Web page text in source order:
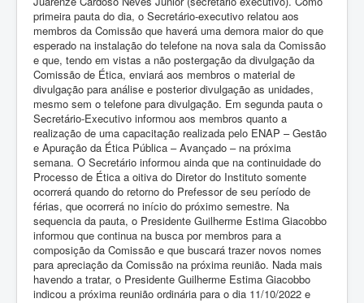
primeira pauta do dia, o Secretário-executivo relatou aos
membros da Comissão que haverá uma demora maior do que
esperado na instalação do telefone na nova sala da Comissão
e que, tendo em vistas a não postergação da divulgação da
Comissão de Ética, enviará aos membros o material de
divulgação para análise e posterior divulgação as unidades,
mesmo sem o telefone para divulgação. Em segunda pauta o
Secretário-Executivo informou aos membros quanto a
realização de uma capacitação realizada pelo ENAP – Gestão
e Apuração da Ética Pública – Avançado – na próxima
semana. O Secretário informou ainda que na continuidade do
Processo de Ética a oitiva do Diretor do Instituto somente
ocorrerá quando do retorno do Prefessor de seu período de
férias, que ocorrerá no início do próximo semestre. Na
sequencia da pauta, o Presidente Guilherme Estima Giacobbo
informou que continua na busca por membros para a
composição da Comissão e que buscará trazer novos nomes
para apreciação da Comissão na próxima reunião. Nada mais
havendo a tratar, o Presidente Guilherme Estima Giacobbo
indicou a próxima reunião ordinária para o dia 11/10/2022 e